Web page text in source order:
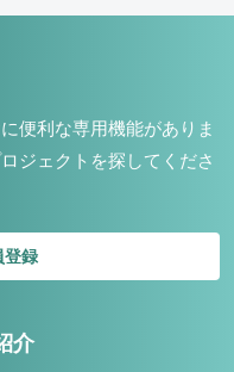
便利な専用機能がありま
ジェクトを探してくださ
登録
介